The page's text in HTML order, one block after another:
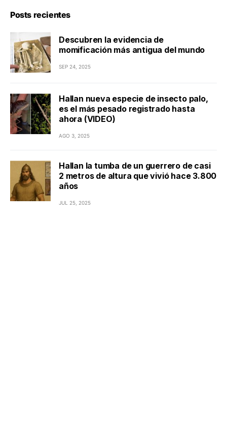
Posts recientes
Descubren la evidencia de
momificación más antigua del mundo
SEP 24, 2025
Hallan nueva especie de insecto palo,
es el más pesado registrado hasta
ahora (VIDEO)
AGO 3, 2025
Hallan la tumba de un guerrero de casi
2 metros de altura que vivió hace 3.800
años
JUL 25, 2025